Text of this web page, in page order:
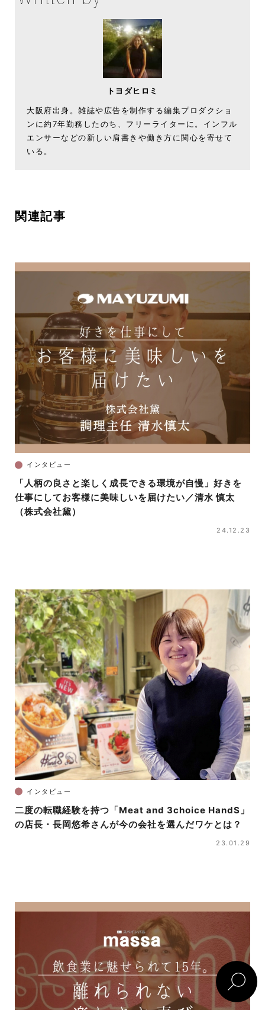
トヨダヒロミ
大阪府出身。雑誌や広告を制作する編集プロダクショ
ンに約7年勤務したのち、フリーライターに。インフル
エンサーなどの新しい肩書きや働き方に関心を寄せて
いる。
関連記事
インタビュー
「人柄の良さと楽しく成長できる環境が自慢」好きを
仕事にしてお客様に美味しいを届けたい／清水 慎太
（株式会社黛）
24.12.23
インタビュー
二度の転職経験を持つ「Meat and 3choice HandS」
の店長・長岡悠希さんが今の会社を選んだワケとは？
23.01.29